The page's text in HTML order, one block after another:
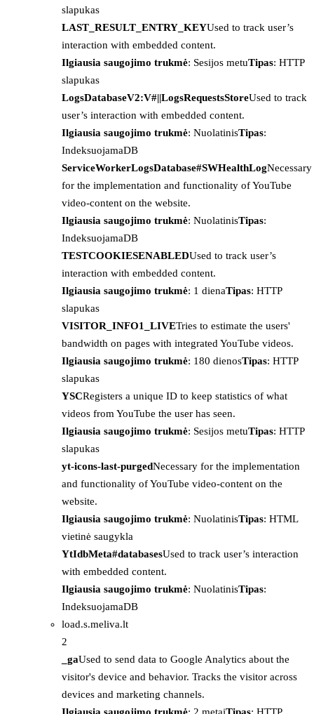
slapukas
LAST_RESULT_ENTRY_KEYUsed to track user’s
interaction with embedded content.
Ilgiausia saugojimo trukmė: Sesijos metuTipas: HTTP
slapukas
LogsDatabaseV2:V#||LogsRequestsStoreUsed to track
user’s interaction with embedded content.
Ilgiausia saugojimo trukmė: NuolatinisTipas:
IndeksuojamaDB
ServiceWorkerLogsDatabase#SWHealthLogNecessary
for the implementation and functionality of YouTube
video-content on the website.
Ilgiausia saugojimo trukmė: NuolatinisTipas:
IndeksuojamaDB
TESTCOOKIESENABLEDUsed to track user’s
interaction with embedded content.
Ilgiausia saugojimo trukmė: 1 dienaTipas: HTTP
slapukas
VISITOR_INFO1_LIVETries to estimate the users'
bandwidth on pages with integrated YouTube videos.
Ilgiausia saugojimo trukmė: 180 dienosTipas: HTTP
slapukas
YSCRegisters a unique ID to keep statistics of what
videos from YouTube the user has seen.
Ilgiausia saugojimo trukmė: Sesijos metuTipas: HTTP
slapukas
yt-icons-last-purgedNecessary for the implementation
and functionality of YouTube video-content on the
website.
Ilgiausia saugojimo trukmė: NuolatinisTipas: HTML
vietinė saugykla
YtIdbMeta#databasesUsed to track user’s interaction
with embedded content.
Ilgiausia saugojimo trukmė: NuolatinisTipas:
IndeksuojamaDB
load.s.meliva.lt
2
_gaUsed to send data to Google Analytics about the
visitor's device and behavior. Tracks the visitor across
devices and marketing channels.
Ilgiausia saugojimo trukmė: 2 metaiTipas: HTTP